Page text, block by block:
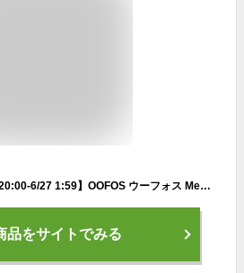
【エントリーで10倍!6/22 20:00-6/27 1:59】OOFOS ウーフォス Men’s OOmg Sport（ウーエムジー スポーツ）メンズ リカバリーシューズ 靴 スリッポン ストレッチ性 衝撃吸収 スポーツ ランニング ヨガ ジム マラソン サイクリング 快適シューズ 軽量 正規品
品をサイトでみる